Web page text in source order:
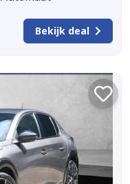
Bekijk deal